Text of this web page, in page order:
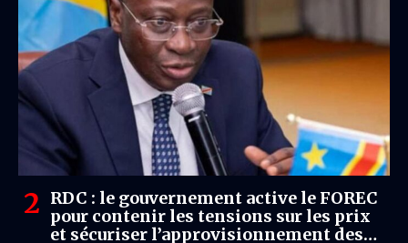
RDC : le gouvernement active le FOREC
pour contenir les tensions sur les prix
et sécuriser l’approvisionnement des